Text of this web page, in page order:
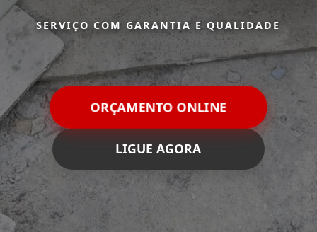
SERVIÇO COM GARANTIA E QUALIDADE
ORÇAMENTO ONLINE
LIGUE AGORA